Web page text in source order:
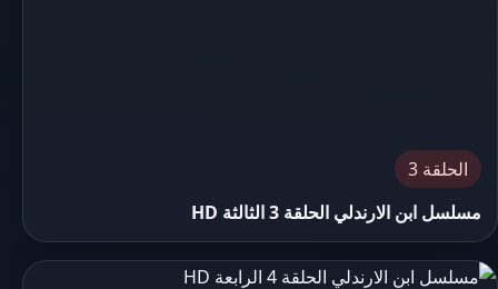
الحلقة 3
مسلسل ابن الارندلي الحلقة 3 الثالثة HD